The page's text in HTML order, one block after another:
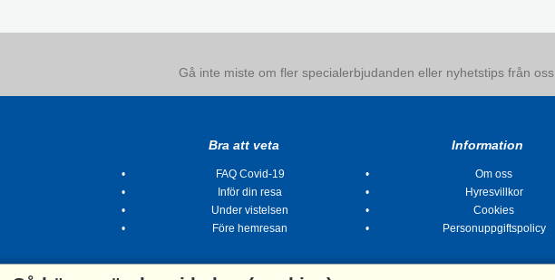
Gå inte miste om fler specialerbjudanden eller nyhetstips från oss.
Bra att veta
FAQ Covid-19
Inför din resa
Under vistelsen
Före hemresan
Information
Om oss
Hyresvillkor
Cookies
Personuppgiftspolicy